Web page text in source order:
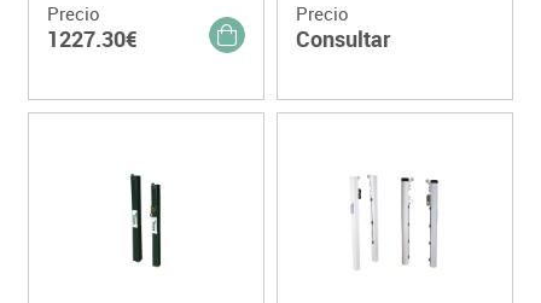
Precio
1227.30€
Precio
Consultar